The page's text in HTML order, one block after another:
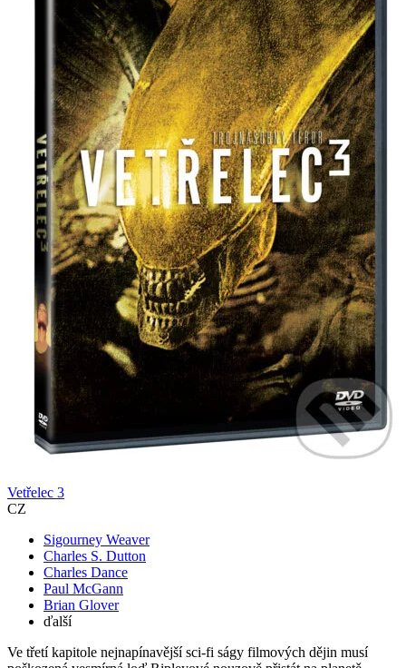
Vetřelec 3
CZ
Sigourney Weaver
Charles S. Dutton
Charles Dance
Paul McGann
Brian Glover
ďalší
Ve třetí kapitole nejnapínavější sci-fi ságy filmových dějin musí